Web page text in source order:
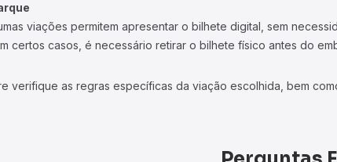
viações permitem apresentar o bilhete digital, sem
certos casos, é necessário retirar o bilhete físico antes do
verifique as regras específicas da viação escolhida, bem